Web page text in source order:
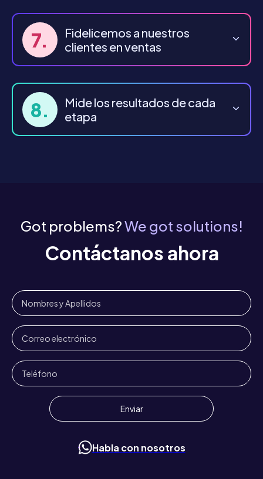
7.
Fidelicemos a nuestros
clientes en ventas
8.
Mide los resultados de cada
etapa
Got problems?We got solutions!
Contáctanos ahora
Habla con nosotros